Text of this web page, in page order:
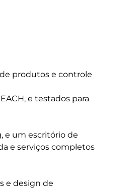
produtos e controle
e testados para
e um escritório de
e serviços completos
e design de